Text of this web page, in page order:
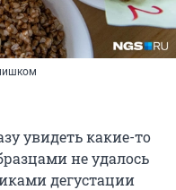
увидеть какие-то
не удалось
дегустации